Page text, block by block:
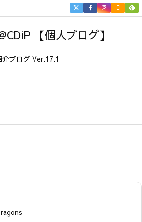
【個人ブログ】
ブログ Ver.17.1

